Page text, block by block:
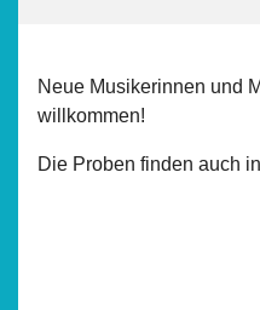
Neue Musikerinnen und
willkommen!
Die Proben finden auch